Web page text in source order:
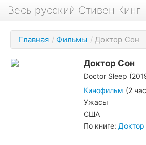
Весь русский Стивен Кинг
Книги
Фильмы
Аудиокниги
Главная / Фильмы / Доктор Сон
Доктор Сон
Doctor Sleep
Кинофильм (2
Ужасы
США
По книге: